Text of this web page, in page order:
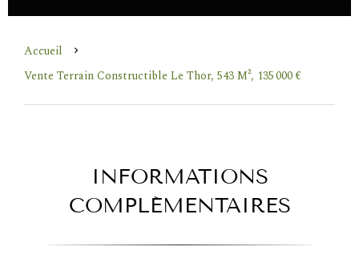
Accueil
Vente Terrain Constructible Le Thor, 543 M², 135 000 €
INFORMATIONS
COMPLÉMENTAIRES